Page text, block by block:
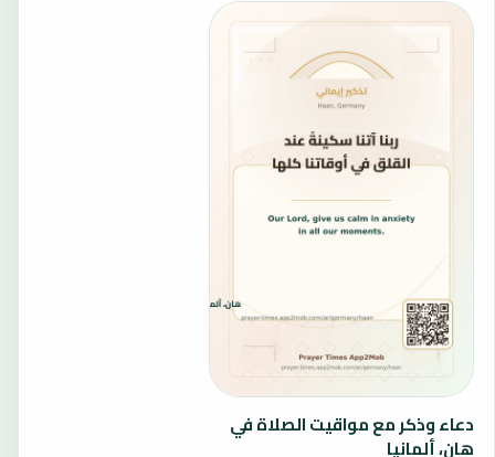
دعاء وذكر مع مواقيت الصلاة في
هان، ألمانيا